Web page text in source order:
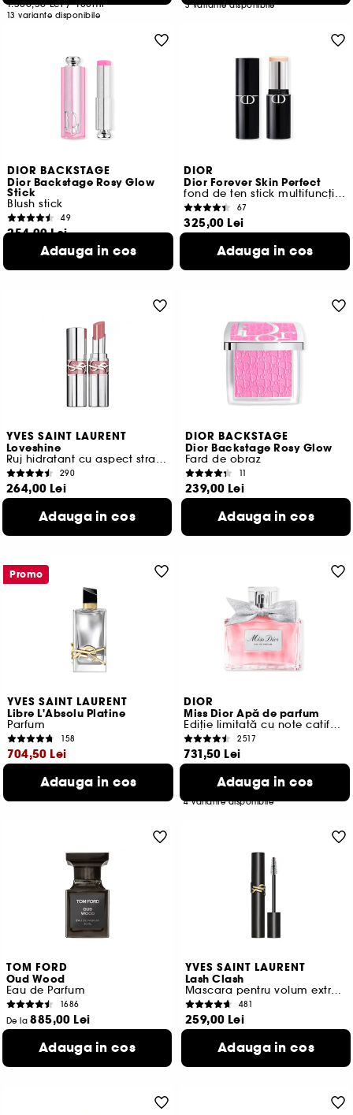
1.386,36 Lei /100ml
13 variante disponibile
3 variante disponibile
DIOR BACKSTAGE
Dior Backstage Rosy Glow
Stick
Blush stick
49
254,00 Lei
4.233,33 Lei /100g
7 variante disponibile
Adauga in cos
DIOR
Dior Forever Skin Perfect
fond de ten stick multifuncțional
67
325,00 Lei
3.250,00 Lei
25 variante disponibile
Adauga in cos
YVES SAINT LAURENT
Loveshine
Ruj hidratant cu aspect stralucitor
290
264,00 Lei
8.250,00 Lei
21 variante disponibile
Adauga in cos
DIOR BACKSTAGE
Dior Backstage Rosy Glow
Fard de obraz
11
239,00 Lei
5.311,11 Lei
10 variante disponibile
Adauga in cos
YVES SAINT LAURENT
Libre L'Absolu Platine
Parfum
158
704,50 Lei
Cel mai mic pret:1.007,00 Lei -30%
782,78 Lei /100ml
Adauga in cos
Promo
DIOR
Miss Dior Apă de parfum
Ediție limitată cu note catifelate și senzuale
2517
731,50 Lei
Cel mai mic pret: 915,00 Lei
731,50 Lei /100ml
4 variante disponibile
Adauga in cos
TOM FORD
Oud Wood
Eau de Parfum
1686
De la885,00 Lei
2.950,00 Lei
3 variante disponibile
Adauga in cos
YVES SAINT LAURENT
Lash Clash
Mascara pentru volum extrem
481
259,00 Lei
3.453,33 Lei
5 variante disponibile
Adauga in cos